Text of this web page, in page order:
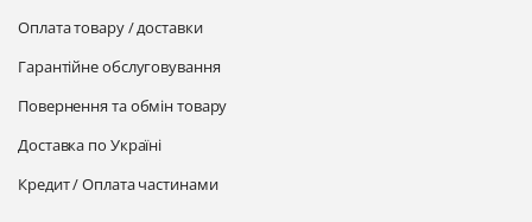
Оплата товару / доставки
Гарантійне обслуговування
Повернення та обмін товару
Доставка по Україні
Кредит / Оплата частинами